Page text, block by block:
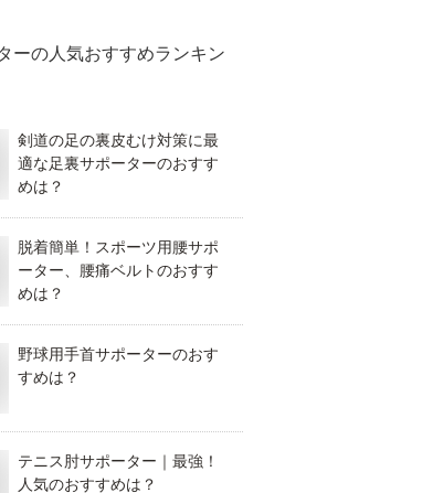
ーの人気おすすめランキン
剣道の足の裏皮むけ対策に最
適な足裏サポーターのおすす
めは？
脱着簡単！スポーツ用腰サポ
ーター、腰痛ベルトのおすす
めは？
野球用手首サポーターのおす
すめは？
テニス肘サポーター｜最強！
人気のおすすめは？